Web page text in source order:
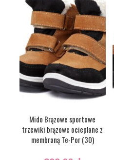
Mido Brązowe sportowe
trzewiki brązowe ocieplane z
membraną Te-Por (30)